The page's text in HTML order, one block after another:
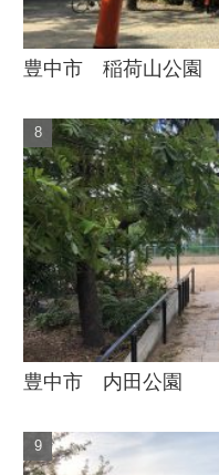
豊中市 稲荷山公園
豊中市 内田公園